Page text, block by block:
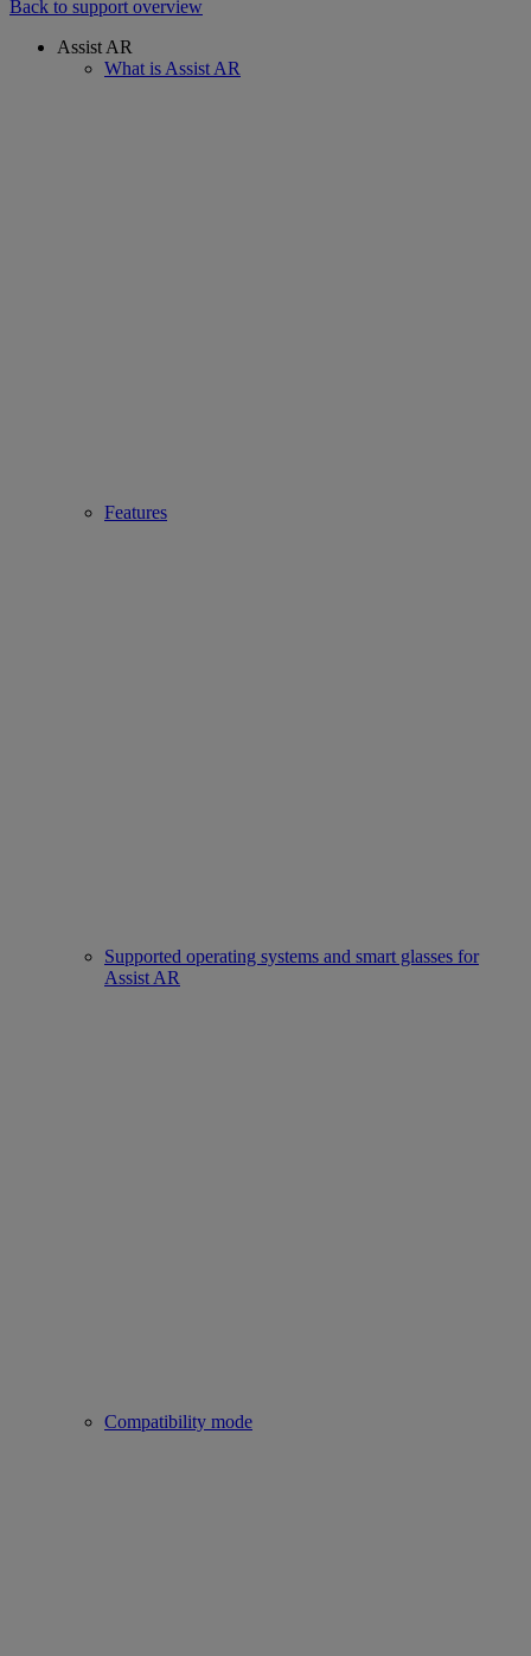
Back to support overview
Assist AR
What is Assist AR
Features
Supported operating systems and smart glasses for
Assist AR
Compatibility mode